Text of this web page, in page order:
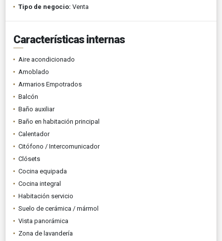
Tipo de negocio: Venta
Características internas
Aire acondicionado
Amoblado
Armarios Empotrados
Balcón
Baño auxiliar
Baño en habitación principal
Calentador
Citófono / Intercomunicador
Clósets
Cocina equipada
Cocina integral
Habitación servicio
Suelo de cerámica / mármol
Vista panorámica
Zona de lavandería